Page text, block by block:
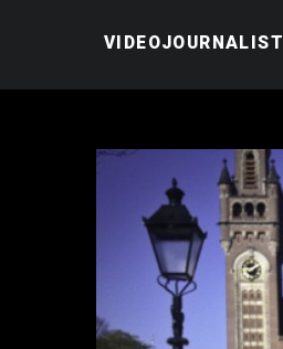
VIDEOJOURNALIST